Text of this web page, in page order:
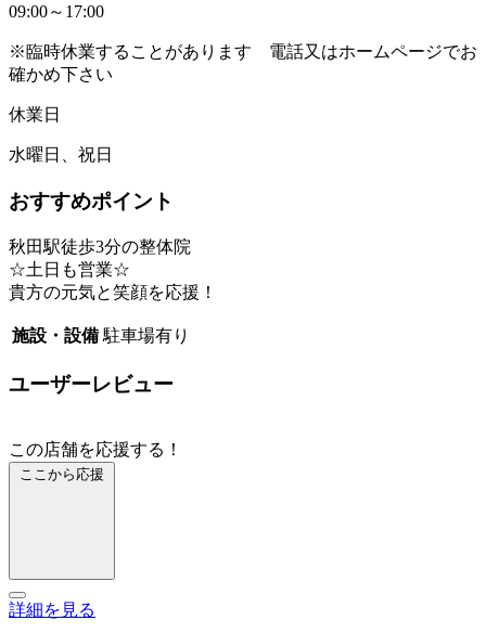
09:00～17:00
※臨時休業することがあります 電話又はホームページでお
確かめ下さい
休業日
水曜日、祝日
おすすめポイント
秋田駅徒歩3分の整体院
☆土日も営業☆
貴方の元気と笑顔を応援！
施設・設備 駐車場有り
ユーザーレビュー
この店舗を応援する！
ここから応援
詳細を見る